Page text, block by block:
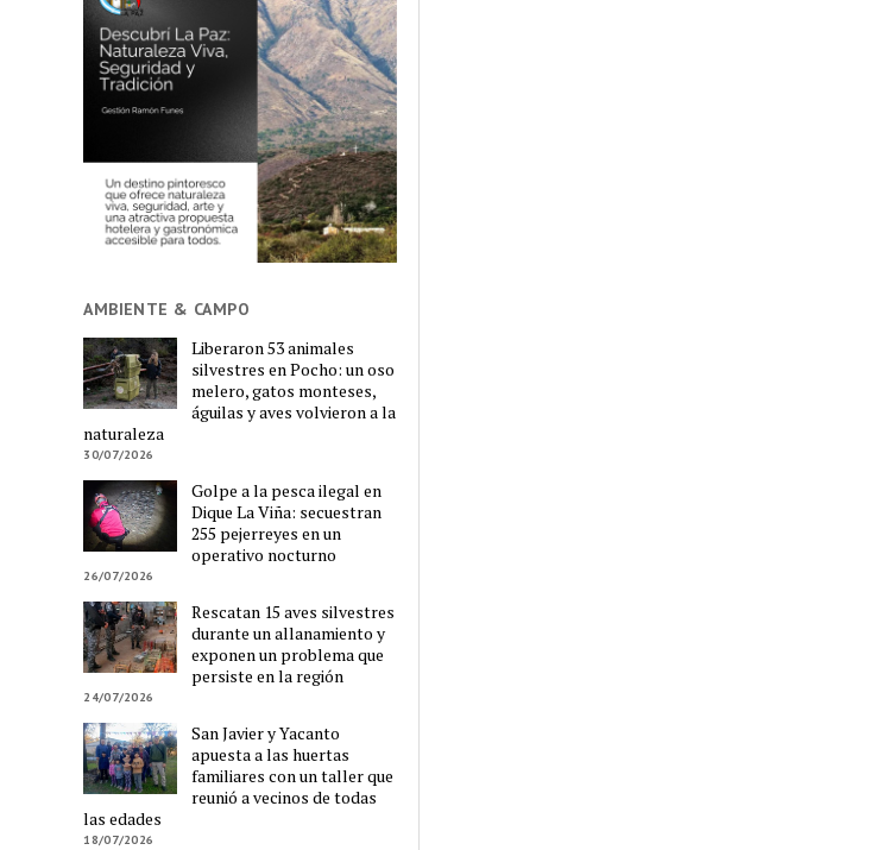
AMBIENTE & CAMPO
Liberaron 53 animales
silvestres en Pocho: un oso
melero, gatos monteses,
águilas y aves volvieron a la
naturaleza
30/07/2026
Golpe a la pesca ilegal en
Dique La Viña: secuestran
255 pejerreyes en un
operativo nocturno
26/07/2026
Rescatan 15 aves silvestres
durante un allanamiento y
exponen un problema que
persiste en la región
24/07/2026
San Javier y Yacanto
apuesta a las huertas
familiares con un taller que
reunió a vecinos de todas
las edades
18/07/2026